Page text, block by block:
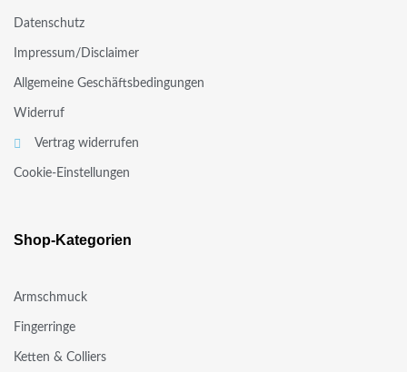
Datenschutz
Impressum/Disclaimer
Allgemeine Geschäftsbedingungen
Widerruf
Vertrag widerrufen
Cookie-Einstellungen
Shop-Kategorien
Armschmuck
Fingerringe
Ketten & Colliers